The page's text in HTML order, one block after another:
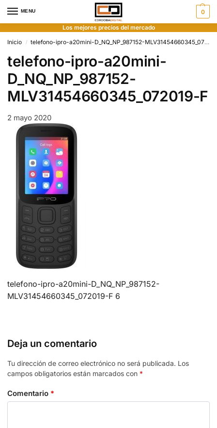
MENU 0
Los mejores precios del mercado
Inicio
/ telefono-ipro-a20mini-D_NQ_NP_987152-MLV31454660345_072019-F
telefono-ipro-a20mini-
D_NQ_NP_987152-
MLV31454660345_072019-F
2 mayo 2020
telefono-ipro-a20mini-D_NQ_NP_987152-
MLV31454660345_072019-F 6
Deja un comentario
Tu dirección de correo electrónico no será publicada. Los
campos obligatorios están marcados con *
Comentario *